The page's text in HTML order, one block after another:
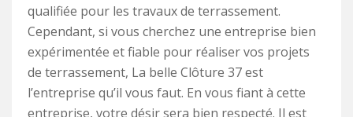
qualifiée pour les travaux de terrassement.
Cependant, si vous cherchez une entreprise bien
expérimentée et fiable pour réaliser vos projets
de terrassement, La belle Clôture 37 est
l’entreprise qu’il vous faut. En vous fiant à cette
entreprise, votre désir sera bien respecté. Il est